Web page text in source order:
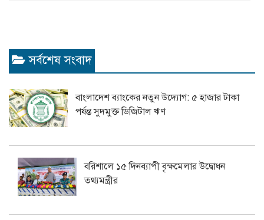
সর্বশেষ সংবাদ
বাংলাদেশ ব্যাংকের নতুন উদ্যোগ: ৫ হাজার টাকা
পর্যন্ত সুদমুক্ত ডিজিটাল ঋণ
বরিশালে ১৫ দিনব্যাপী বৃক্ষমেলার উদ্বোধন
তথ্যমন্ত্রীর